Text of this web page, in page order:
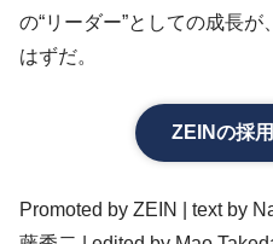
の“リーダー”としての成長
はずだ。
ZEINの採
Promoted by ZEIN | text by